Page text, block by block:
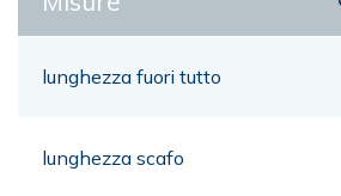
lunghezza fuori tutto
lunghezza scafo